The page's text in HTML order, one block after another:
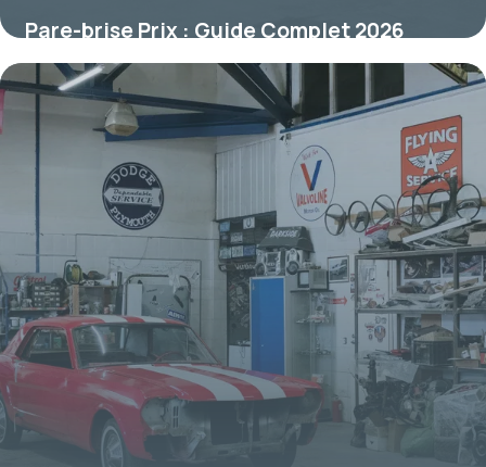
Pare-brise Prix : Guide Complet 2026
Tarifs
13 juillet 2026